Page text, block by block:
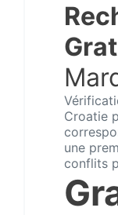
Croatie
une
conflits